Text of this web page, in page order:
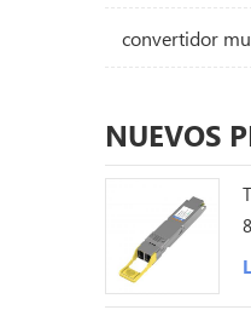
convertidor
NUEVOS